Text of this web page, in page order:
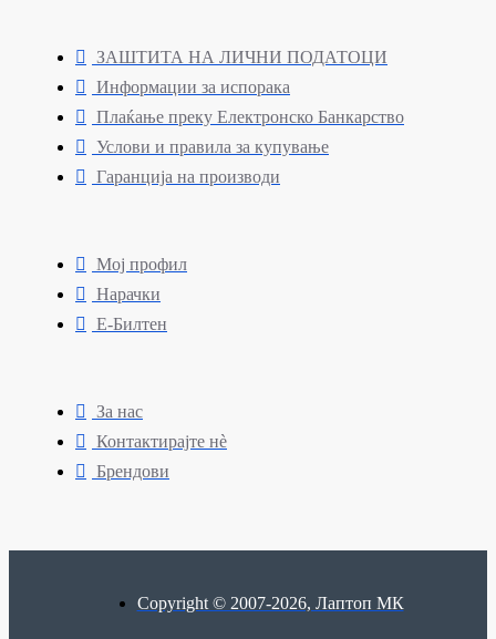
ЗАШТИТА НА ЛИЧНИ ПОДАТОЦИ
Информации за испорака
Плаќање преку Електронско Банкарство
Услови и правила за купување
Гаранција на производи
Мој профил
Нарачки
Е-Билтен
За нас
Контактирајте нè
Брендови
Copyright © 2007-2026, Лаптоп МК